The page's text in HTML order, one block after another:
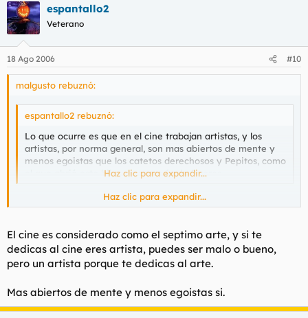
espantallo2
Veterano
18 Ago 2006 #10
malgusto rebuznó:
espantallo2 rebuznó:
Lo que ocurre es que en el cine trabajan artistas, y los
artistas, por norma general, son mas abiertos de mente y
menos egoistas que los catetos derechosos y Pepitos, como
el que abrió este hilo y la mayoría de foreros.
Haz clic para expandir...
1º Usas demasiado a la ligera la palabra "artista" y calificar a
2º Mas abietos de mente y menos egoistas?? Jajajajaja.
Haz clic para expandir...
El cine es considerado como el septimo arte, y si te
dedicas al cine eres artista, puedes ser malo o bueno,
pero un artista porque te dedicas al arte.
Mas abiertos de mente y menos egoistas si.